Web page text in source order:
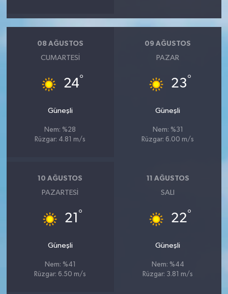
08 AĞUSTOS
CUMARTESI
24°
Güneşli
Nem: %28
Rüzgar: 4.81 m/s
09 AĞUSTOS
PAZAR
23°
Güneşli
Nem: %31
Rüzgar: 6.00 m/s
10 AĞUSTOS
PAZARTESI
21 °
Güneşli
Nem: %41
Rüzgar: 6.50 m/s
11 AĞUSTOS
SALI
22°
Güneşli
Nem: %44
Rüzgar: 3.81 m/s